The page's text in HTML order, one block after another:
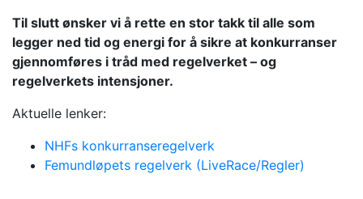
Til slutt ønsker vi å rette en stor takk til alle som
legger ned tid og energi for å sikre at konkurranser
gjennomføres i tråd med regelverket – og
regelverkets intensjoner.
Aktuelle lenker:
NHFs konkurranseregelverk
Femundløpets regelverk (LiveRace/Regler)